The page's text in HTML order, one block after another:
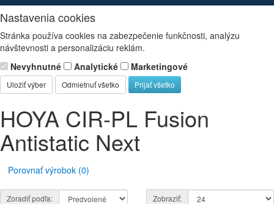
Nastavenia cookies
Stránka používa cookies na zabezpečenie funkčnosti, analýzu
návštevnosti a personalizáciu reklám.
Nevyhnutné
Analytické Marketingové
Uložiť výber Odmietnuť všetko Prijať všetko
HOYA CIR-PL Fusion
Antistatic Next
Porovnať výrobok (0)
Zoradiť podľa: Zobraziť: